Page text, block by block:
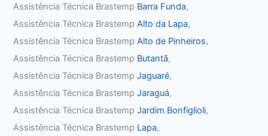
Assistência Técnica Brastemp Barra Funda,
Assistência Técnica BrastempAlto da Lapa,
Assistência Técnica BrastempAlto de Pinheiros,
Assistência Técnica Brastemp Butantã,
Assistência Técnica BrastempJaguaré,
Assistência Técnica BrastempJaraguá,
Assistência Técnica BrastempJardim Bonfiglioli,
Assistência Técnica Brastemp Lapa,